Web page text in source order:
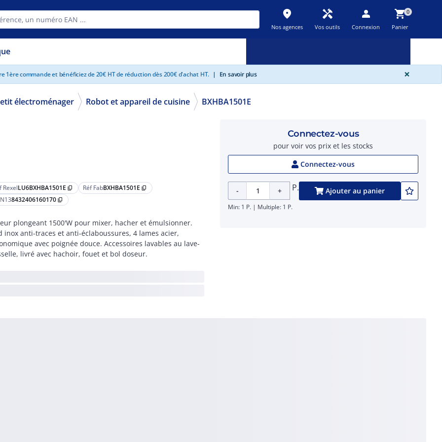
place
Nos agences
handyman
Vos outils
person
Connexion
shopping_cart0
Panier
1ère commande et bénéficiez de 20€ HT de réduction dès 200€ d'achat HT. | En savoir plus ×
électroménager Robot et appareil de cuisine BXHBA1501E
RexelLU6BXHBA1501E content_copy Réf FabBXHBA1501E content_copy
8432406160170 content_copy
plongeant 1500'W pour mixer, hacher et émulsionner.
inox anti-traces et anti-éclaboussures, 4 lames acier,
avec poignée douce. Accessoires lavables au lave-
livré avec hachoir, fouet et bol doseur.
Connectez-vous
pour voir vos prix et les stocks
Connectez-vous
- + P. Ajouter au panier
Min: 1 P. | Multiple: 1 P.